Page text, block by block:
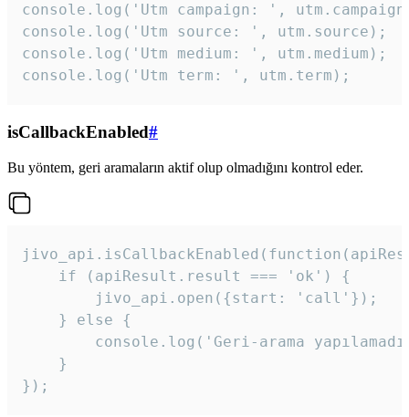
console.log('Utm campaign: ',
console.log('Utm source: ', utm.source);
console.log('Utm medium: ', utm.medium);
console.log('Utm term: ', utm.term);
isCallbackEnabled#
Bu yöntem, geri aramaların aktif olup olmadığını kontrol eder.
    if (apiResult.result === 'ok') {
        jivo_api.open({start: 'call'});
    } else {
console.log('Geri-arama
    }
});